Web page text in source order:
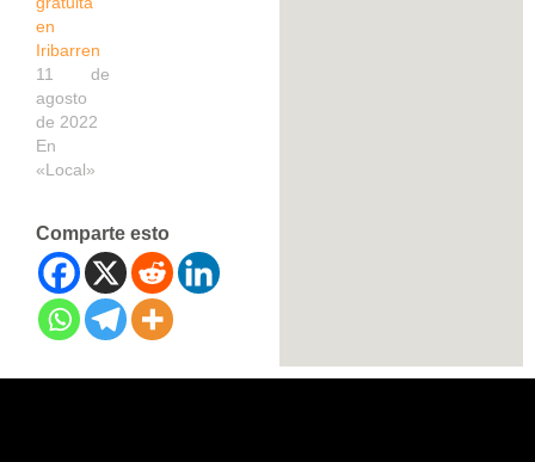
en
Iribarren
11 de
agosto
de 2022
En
«Local»
Comparte esto